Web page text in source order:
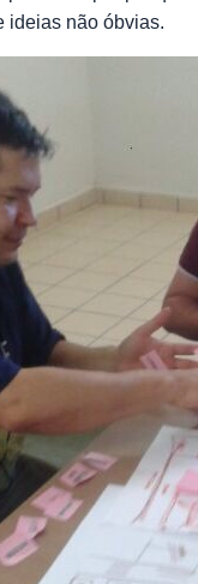
ideias não óbvias.